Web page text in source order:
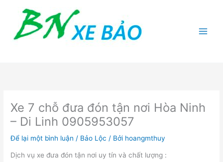
dung
Xe 7 chỗ đưa đón tận nơi Hòa Ninh
– Di Linh 0905953057
Để lại một bình luận / Bảo Lộc / Bởi hoangmthuy
Dịch vụ xe đưa đón tận nơi uy tín và chất lượng :